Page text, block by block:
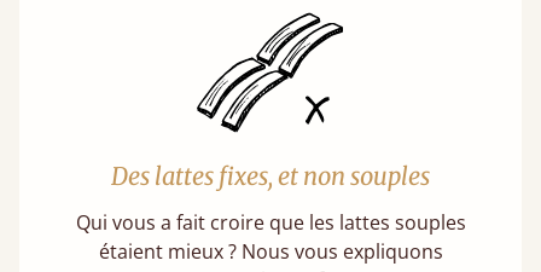
Des lattes fixes, et non souples
Qui vous a fait croire que les lattes souples
étaient mieux ? Nous vous expliquons